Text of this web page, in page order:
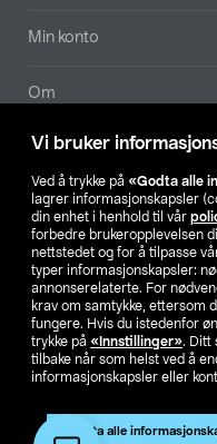
Vi bruker
Ved å trykke på «Godta alle
lagrer informasjonskapsler
din enhet i henhold til vår
forbedre brukeropplevelsen
nettstedet og for å tilpasse
typer informasjonskapsler:
annonserelaterte. For
krav om samtykke, ettersom
fungere. Hvis du istedenfor
trykke på «Innstillinger». Ditt
tilbake når som helst ved å
informasjonskapsler eller
Godta alle
Min konto
Om
Aktuelt
Våre selskaper
SE